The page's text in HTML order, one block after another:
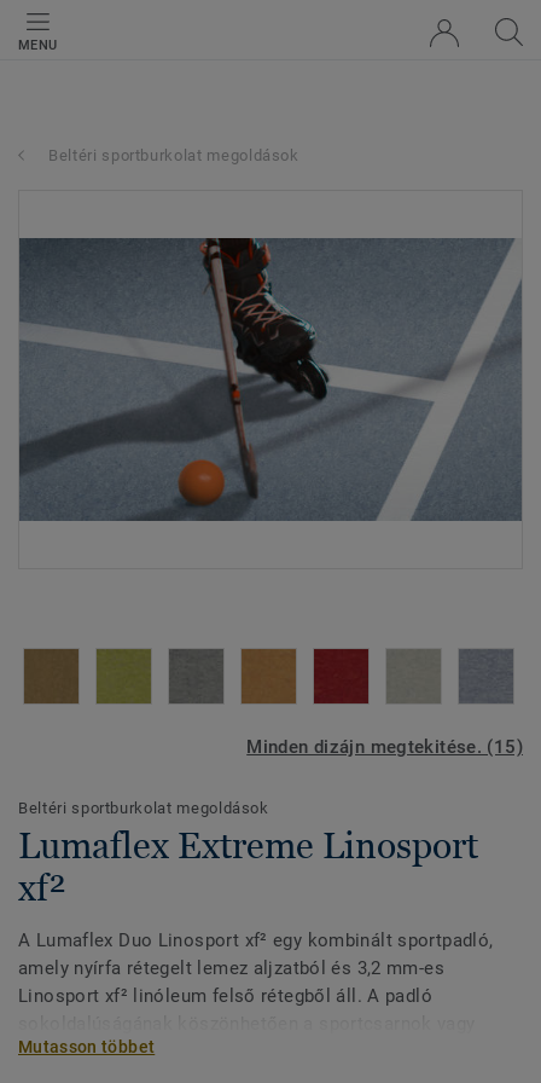
MENU
Beltéri sportburkolat megoldások
Minden dizájn megtekitése. (15)
Beltéri sportburkolat megoldások
Lumaflex Extreme Linosport
xf²
A Lumaflex Duo Linosport xf² egy kombinált sportpadló,
amely nyírfa rétegelt lemez aljzatból és 3,2 mm-es
Linosport xf² linóleum felső rétegből áll. A padló
tornaterem olyan létesítménnyé varázsolható, amely
Mutasson többet